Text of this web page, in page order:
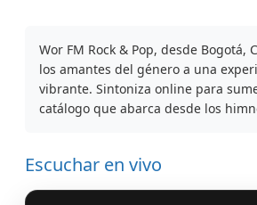
Wor FM Rock & Pop, desde Bogotá,
los amantes del género a una
vibrante. Sintoniza online para
catálogo que abarca desde los
Escuchar en vivo